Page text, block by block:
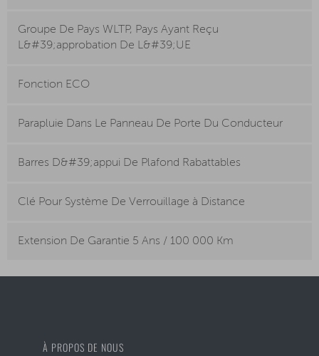
Groupe De Pays WLTP, Pays Ayant Reçu
L&#39;approbation De L&#39;UE
Fonction ECO
Parapluie Dans Le Panneau De Porte Du Conducteur
Barres D&#39;appui De Plafond Rabattables
Clé Pour Système De Verrouillage à Distance
Extension De Garantie 5 Ans / 100 000 Km
À PROPOS DE NOUS